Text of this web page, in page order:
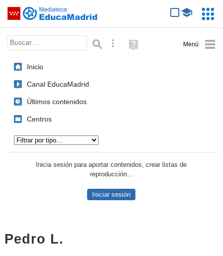
Saltar navegación
Palabra o frase: Búsqueda avanzada
Ayuda
(en
Inicio
Canal EducaMadrid
Últimos contenidos
Centros
Inicia sesión para aportar contenidos, crear listas de
reproducción...
Iniciar sesión
Pedro L.